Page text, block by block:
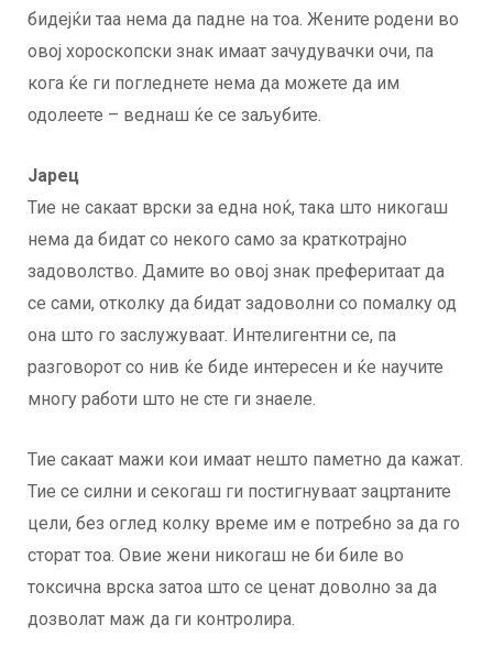
бидејќи таа нема да падне на тоа. Жените родени во
овој хороскопски знак имаат зачудувачки очи, па
кога ќе ги погледнете нема да можете да им
одолеете – веднаш ќе се заљубите.
Јарец
Тие не сакаат врски за една ноќ, така што никогаш
нема да бидат со некого само за краткотрајно
задоволство. Дамите во овој знак преферитаат да
се сами, отколку да бидат задоволни со помалку од
она што го заслужуваат. Интелигентни се, па
разговорот со нив ќе биде интересен и ќе научите
многу работи што не сте ги знаеле.
Тие сакаат мажи кои имаат нешто паметно да кажат.
Тие се силни и секогаш ги постигнуваат зацртаните
цели, без оглед колку време им е потребно за да го
сторат тоа. Овие жени никогаш не би биле во
токсична врска затоа што се ценат доволно за да
дозволат маж да ги контролира.